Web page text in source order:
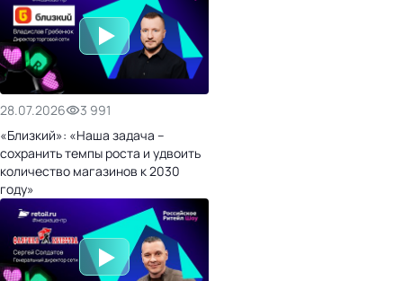
28.07.2026
3 991
«Близкий»: «Наша задача –
сохранить темпы роста и удвоить
количество магазинов к 2030
году»